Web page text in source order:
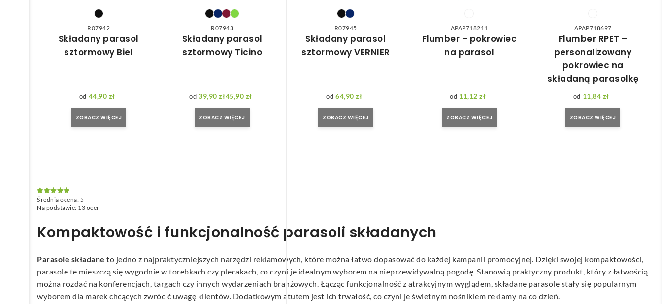
R07942
Składany parasol
sztormowy Biel
44,90 zł
ZOBACZ WIĘCEJ
R07943
Składany parasol
sztormowy Ticino
39,90zł45,90 zł
ZOBACZ WIĘCEJ
R07945
Składany parasol
sztormowy VERNIER
64,90zł
ZOBACZ WIĘCEJ
APAP718211
Flumber – pokrowiec
na parasol
11,12zł
ZOBACZ WIĘCEJ
APAP718697
Flumber RPET –
personalizowany
pokrowiec na
składaną parasolkę
11,84 zł
ZOBACZ WIĘCEJ
Oceniono5
na 5
Średnia ocena: 5
Na podstawie: 13 ocen
Kompaktowość i funkcjonalność parasoli składanych
Parasole składane to jedno z najpraktyczniejszych narzędzi reklamowych, które można łatwo dopasować do każdej kampanii promocyjnej. Dzięki swojej kompaktowości,
parasole te mieszczą się wygodnie w torebkach czy plecakach, co czyni je idealnym wyborem na nieprzewidywalną pogodę. Stanowią praktyczny produkt, który z łatwością
można rozdać na konferencjach, targach czy innych wydarzeniach branżowych. Łącząc funkcjonalność z atrakcyjnym wyglądem, składane parasole stały się popularnym
wyborem dla marek chcących zwrócić uwagę klientów. Dodatkowym atutem jest ich trwałość, co czyni je świetnym nośnikiem reklamy na co dzień.